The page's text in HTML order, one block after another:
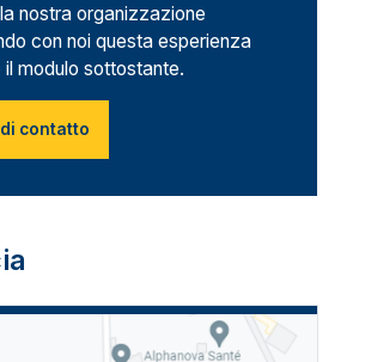
nostra organizzazione
con noi questa esperienza
modulo sottostante.
contatto